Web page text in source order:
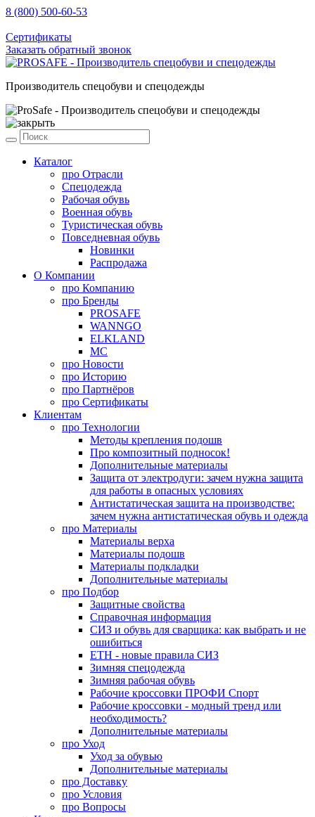
8 (800) 500-60-53
Сертификаты
Заказать обратный звонок
Производитель спецобуви и спецодежды
Каталог
про Отрасли
Спецодежда
Рабочая обувь
Военная обувь
Туристическая обувь
Повседневная обувь
Новинки
Распродажа
О Компании
про Компанию
про Бренды
PROSAFE
WANNGO
ELKLAND
MC
про Новости
про Историю
про Партнёров
про Сертификаты
Клиентам
про Технологии
Методы крепления подошв
Про композитный подносок!
Дополнительные материалы
Защита от электродуги: зачем нужна защита
для работы в опасных условиях
Антистатическая защита на производстве:
зачем нужна антистатическая обувь и одежда
про Материалы
Материалы верха
Материалы подошв
Материалы подкладки
Дополнительные материалы
про Подбор
Защитные свойства
Справочная информация
СИЗ и обувь для сварщика: как выбрать и не
ошибиться
ЕТН - новые правила СИЗ
Зимняя спецодежда
Зимняя рабочая обувь
Рабочие кроссовки ПРОФИ Спорт
Рабочие кроссовки - модный тренд или
необходимость?
Дополнительные материалы
про Уход
Уход за обувью
Дополнительные материалы
про Доставку
про Условия
про Вопросы